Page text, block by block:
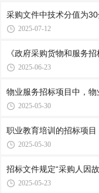
采购文件中技术分值为
2025-07-12
《政府采购货物和服务
2025-06-23
物业服务招标项目中，
2025-05-30
职业教育培训的招标项
2025-05-30
招标文件规定“采购人因
2025-05-23